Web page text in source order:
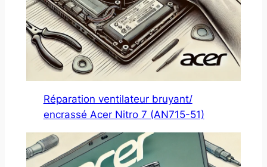
Réparation ventilateur bruyant/
encrassé Acer Nitro 7 (AN715-51)